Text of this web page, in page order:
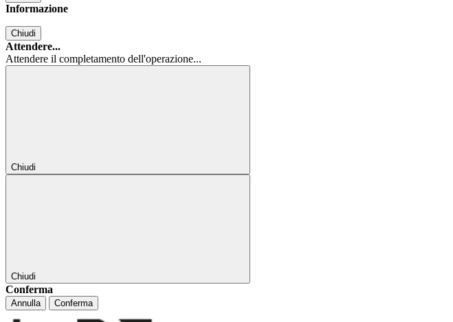
Informazione
Chiudi
Attendere...
Attendere il completamento dell'operazione...
Chiudi
Chiudi
Conferma
Annulla Conferma